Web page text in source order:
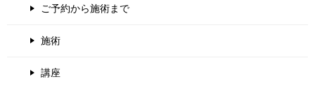
ご予約から施術まで
施術
講座